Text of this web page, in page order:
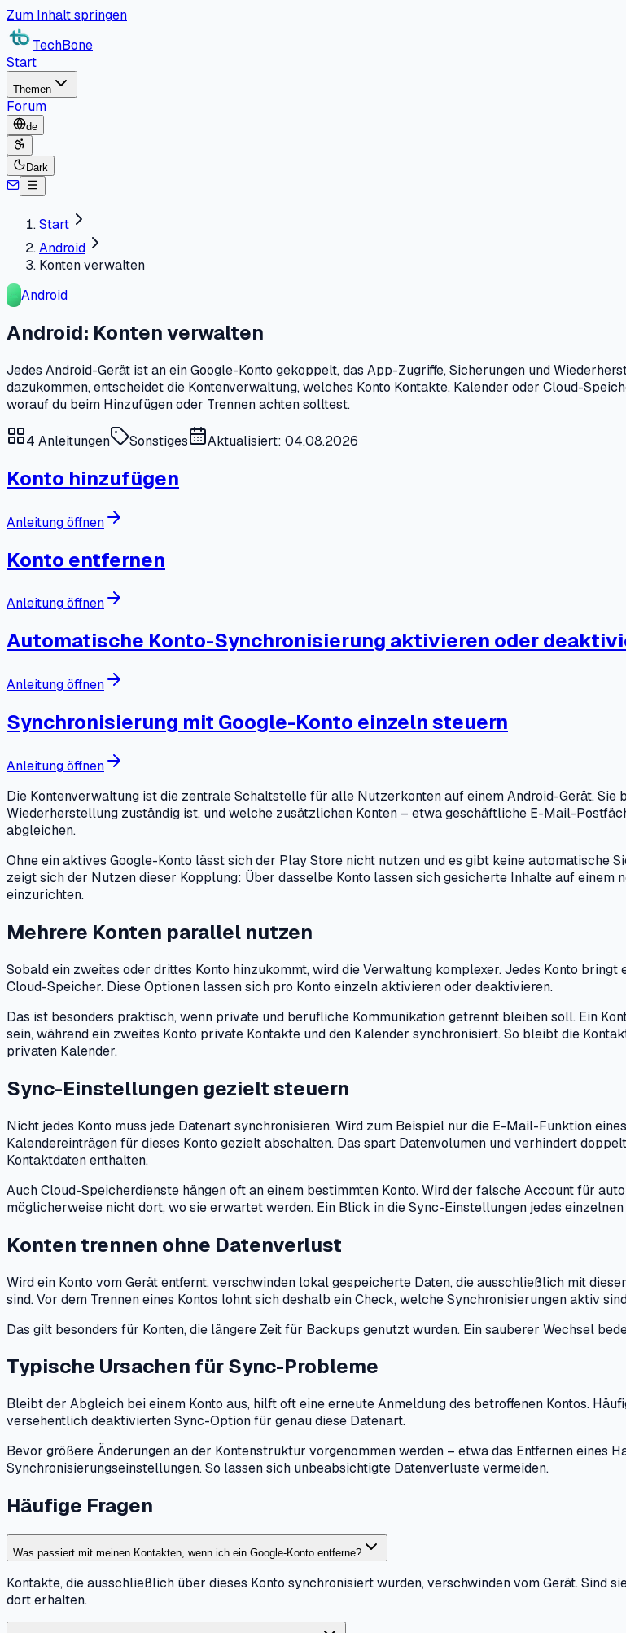
Zum Inhalt springen
TechBone
Start
Themen
Forum
de
Dark
Start
Android
Konten verwalten
Android
Android: Konten verwalten
Jedes Android-Gerät ist an ein Google-Konto gekoppelt, das App-Zugriffe, Sicherungen und
dazukommen, entscheidet die Kontenverwaltung, welches Konto Kontakte, Kalender oder Cloud-
worauf du beim Hinzufügen oder Trennen achten solltest.
4 Anleitungen Sonstiges Aktualisiert: 04.08.2026
Konto hinzufügen
Anleitung öffnen
Konto entfernen
Anleitung öffnen
Automatische Konto-Synchronisierung aktivieren oder
Anleitung öffnen
Synchronisierung mit Google-Konto einzeln steuern
Anleitung öffnen
Die Kontenverwaltung ist die zentrale Schaltstelle für alle Nutzerkonten auf einem Android-Gerät.
Wiederherstellung zuständig ist, und welche zusätzlichen Konten – etwa geschäftliche E-Mail-
abgleichen.
Ohne ein aktives Google-Konto lässt sich der Play Store nicht nutzen und es gibt keine automatische
zeigt sich der Nutzen dieser Kopplung: Über dasselbe Konto lassen sich gesicherte Inhalte auf einem
einzurichten.
Mehrere Konten parallel nutzen
Sobald ein zweites oder drittes Konto hinzukommt, wird die Verwaltung komplexer. Jedes Konto
Cloud-Speicher. Diese Optionen lassen sich pro Konto einzeln aktivieren oder deaktivieren.
Das ist besonders praktisch, wenn private und berufliche Kommunikation getrennt bleiben soll. Ein
sein, während ein zweites Konto private Kontakte und den Kalender synchronisiert. So bleibt die
privaten Kalender.
Sync-Einstellungen gezielt steuern
Nicht jedes Konto muss jede Datenart synchronisieren. Wird zum Beispiel nur die E-Mail-Funktion
Kalendereinträgen für dieses Konto gezielt abschalten. Das spart Datenvolumen und verhindert
Kontaktdaten enthalten.
Auch Cloud-Speicherdienste hängen oft an einem bestimmten Konto. Wird der falsche Account für
möglicherweise nicht dort, wo sie erwartet werden. Ein Blick in die Sync-Einstellungen jedes
Konten trennen ohne Datenverlust
Wird ein Konto vom Gerät entfernt, verschwinden lokal gespeicherte Daten, die ausschließlich mit
sind. Vor dem Trennen eines Kontos lohnt sich deshalb ein Check, welche Synchronisierungen aktiv
Das gilt besonders für Konten, die längere Zeit für Backups genutzt wurden. Ein sauberer Wechsel
Typische Ursachen für Sync-Probleme
Bleibt der Abgleich bei einem Konto aus, hilft oft eine erneute Anmeldung des betroffenen Kontos.
versehentlich deaktivierten Sync-Option für genau diese Datenart.
Bevor größere Änderungen an der Kontenstruktur vorgenommen werden – etwa das Entfernen eines
Synchronisierungseinstellungen. So lassen sich unbeabsichtigte Datenverluste vermeiden.
Häufige Fragen
Was passiert mit meinen Kontakten, wenn ich ein Google-Konto entferne?
Kontakte, die ausschließlich über dieses Konto synchronisiert wurden, verschwinden vom Gerät. Sind
dort erhalten.